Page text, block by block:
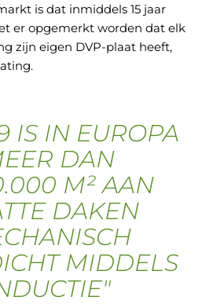
is dat inmiddels 15 jaar
er opgemerkt worden dat elk
zijn eigen DVP-plaat heeft,
IS IN EUROPA
DAN
M² AAN
DAKEN
MIDDELS